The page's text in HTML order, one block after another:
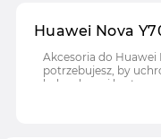
Huawei Nova
Akcesoria do Huawei
potrzebujesz, by
hybrydowe i